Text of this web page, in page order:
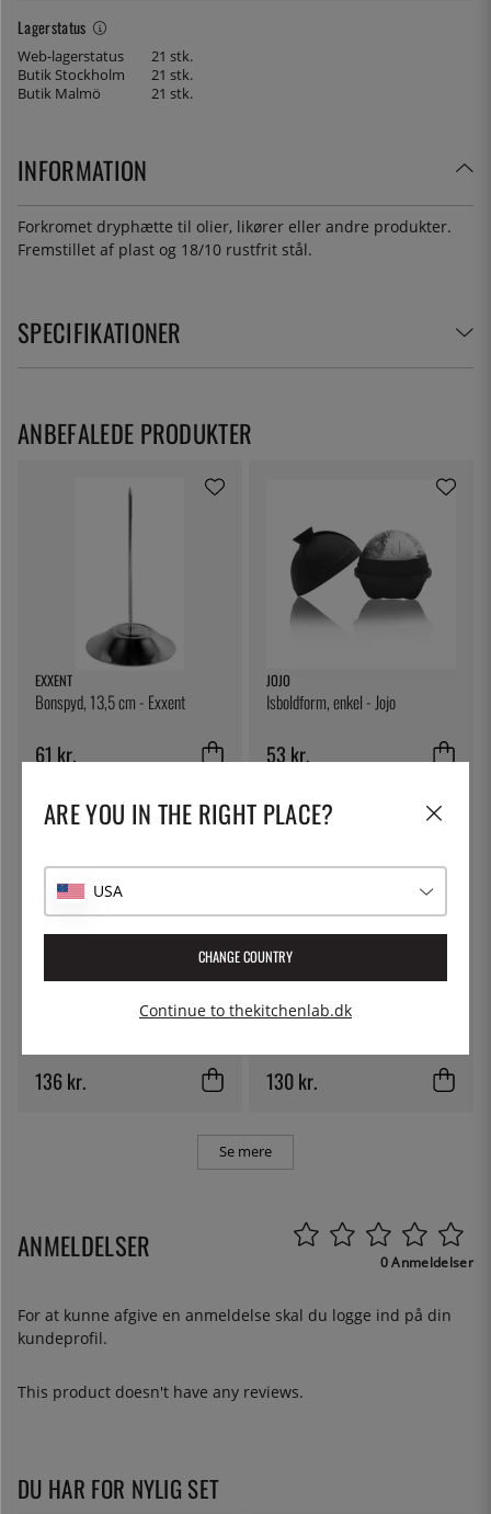
Lagerstatus
Web-lagerstatus
21 stk.
Butik Stockholm
21 stk.
Butik Malmö
21 stk.
INFORMATION
Forkromet dryphætte til olier, likører eller andre produkter.
Fremstillet af plast og 18/10 rustfrit stål.
SPECIFIKATIONER
EXXENT
Bonspyd, 13,5 cm - Exxent
61 kr.
JOJO
Isboldform, enkel - Jojo
53 kr.
136 kr.
BONZER
130 kr.
Se mere
ANBEFALEDE PRODUKTER
ANMELDELSER 0 Anmeldelser
For at kunne afgive en anmeldelse skal du logge ind på din
kundeprofil.
This product doesn't have any reviews.
DU HAR FOR NYLIG SET
ARE YOU IN THE RIGHT PLACE?
USA
CHANGE COUNTRY
Continue to thekitchenlab.dk